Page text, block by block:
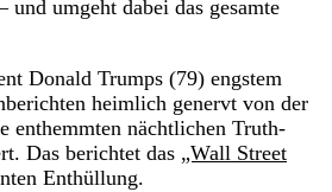
und umgeht dabei das gesamte
Donald Trumps (79) engstem
heimlich genervt von der
enthemmten nächtlichen Truth-
Das berichtet das „Wall Street
Enthüllung.